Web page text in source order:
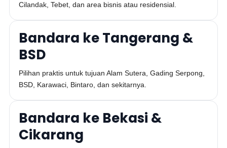
Cilandak, Tebet, dan area bisnis atau residensial.
Bandara ke Tangerang &
BSD
Pilihan praktis untuk tujuan Alam Sutera, Gading Serpong,
BSD, Karawaci, Bintaro, dan sekitarnya.
Bandara ke Bekasi &
Cikarang